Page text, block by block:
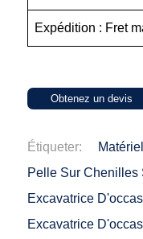
Expédition : Fret
Obtenez un devis
Étiqueter:
Pelle Sur Chenilles
Excavatrice
Excavatrice